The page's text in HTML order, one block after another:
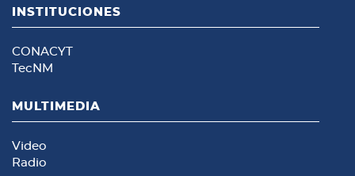
INSTITUCIONES
CONACYT
TecNM
MULTIMEDIA
Video
Radio